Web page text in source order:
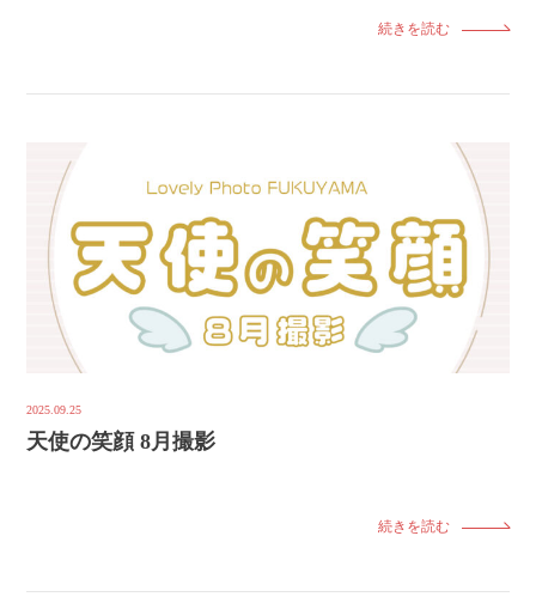
続きを読む
2025.09.25
天使の笑顔 8月撮影
続きを読む